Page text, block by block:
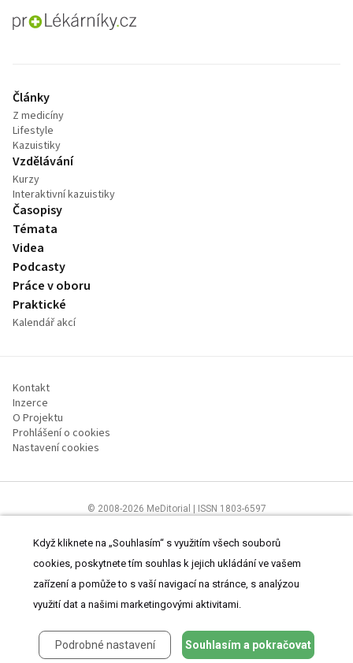
proLékaře.cz
Články
Z medicíny
Lifestyle
Kazuistiky
Vzdělávání
Kurzy
Interaktivní kazuistiky
Časopisy
Témata
Videa
Podcasty
Práce v oboru
Praktické
Kalendář akcí
Kontakt
Inzerce
O Projektu
Prohlášení o cookies
Nastavení cookies
© 2008-2026 MeDitorial | ISSN 1803-6597
Čtěte prohlášeníaZásady zpracování osobních údajů
Když kliknete na „Souhlasím“ s využitím všech souborů
cookies, poskytnete tím souhlas k jejich ukládání ve vašem
zařízení a pomůže to s vaší navigací na stránce, s analýzou
využití dat a našimi marketingovými aktivitami.
Podrobné nastavení Souhlasím a pokračovat